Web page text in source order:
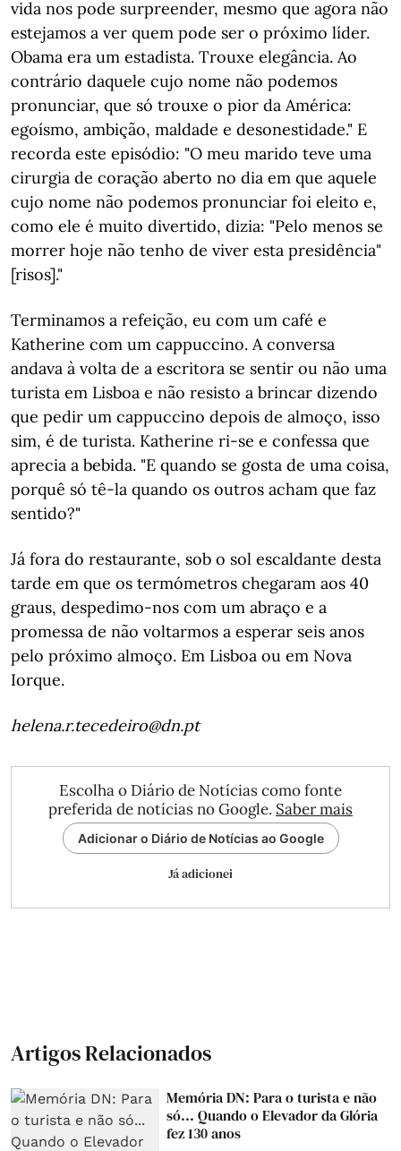
vida nos pode surpreender, mesmo que agora não
estejamos a ver quem pode ser o próximo líder.
Obama era um estadista. Trouxe elegância. Ao
contrário daquele cujo nome não podemos
pronunciar, que só trouxe o pior da América:
egoísmo, ambição, maldade e desonestidade." E
recorda este episódio: "O meu marido teve uma
cirurgia de coração aberto no dia em que aquele
cujo nome não podemos pronunciar foi eleito e,
como ele é muito divertido, dizia: "Pelo menos se
morrer hoje não tenho de viver esta presidência"
[risos]."
Terminamos a refeição, eu com um café e
Katherine com um cappuccino. A conversa
andava à volta de a escritora se sentir ou não uma
turista em Lisboa e não resisto a brincar dizendo
que pedir um cappuccino depois de almoço, isso
sim, é de turista. Katherine ri-se e confessa que
aprecia a bebida. "E quando se gosta de uma coisa,
porquê só tê-la quando os outros acham que faz
sentido?"
Já fora do restaurante, sob o sol escaldante desta
tarde em que os termómetros chegaram aos 40
graus, despedimo-nos com um abraço e a
promessa de não voltarmos a esperar seis anos
pelo próximo almoço. Em Lisboa ou em Nova
Iorque.
helena.r.tecedeiro@dn.pt
Escolha o Diário de Notícias como fonte
preferida de notícias no Google. Saber mais
Adicionar o Diário de Notícias ao Google
Já adicionei
Artigos Relacionados
Memória DN: Para o turista e não
só... Quando o Elevador da Glória
fez 130 anos